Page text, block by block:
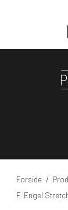
Forside /
F. Engel